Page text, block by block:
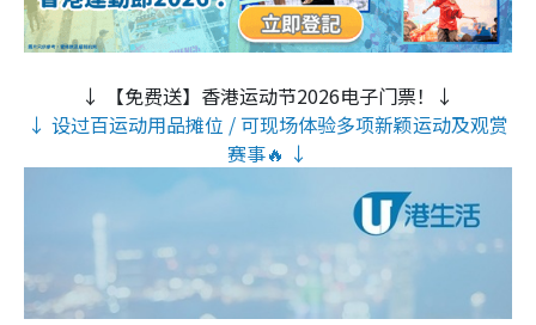
↓ 【免费送】香港运动节2026电子门票！↓
↓ 设过百运动用品摊位 / 可现场体验多项新颖运动及观赏
赛事🔥 ↓